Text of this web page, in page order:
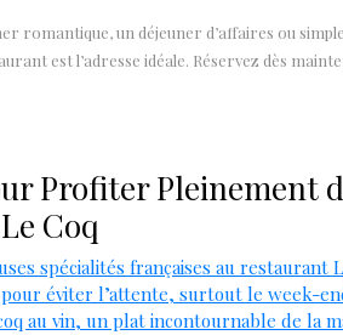
romantique, un déjeuner d’affaires ou
est l’adresse idéale. Réservez dès
Profiter Pleinement
Coq
spécialités françaises au restaurant
pour éviter l’attente, surtout le week-
au vin, un plat incontournable de la